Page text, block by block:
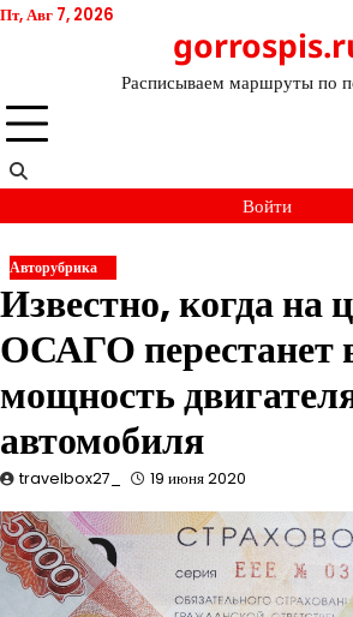
Перейти
Пт, Авг 7, 2026
Расписываем маршруты по
Войти
Авторубрика
Известно, когда на
ОСАГО перестанет
мощность
автомобиля
travelbox27_ 19 июня 2020